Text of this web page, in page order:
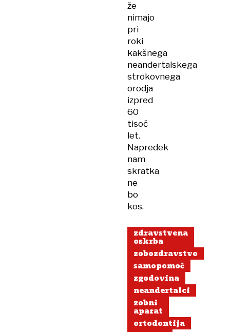
že
nimajo
pri
roki
kakšnega
neandertalskega
strokovnega
orodja
izpred
60
tisoč
let.
Napredek
nam
skratka
ne
bo
kos.
zdravstvena
oskrba
zobozdravstvo
samopomoč
zgodovina
neandertalci
zobni
aparat
ortodontija